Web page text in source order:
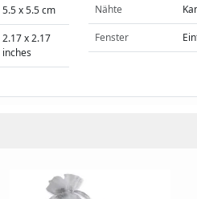
5.5 x 5.5 cm
2.17 x 2.17
inches
Nähte
Fenster